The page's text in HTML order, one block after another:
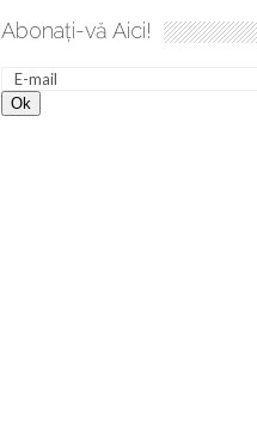
de Elena Solunca Moise
Abonați-vă Aici!